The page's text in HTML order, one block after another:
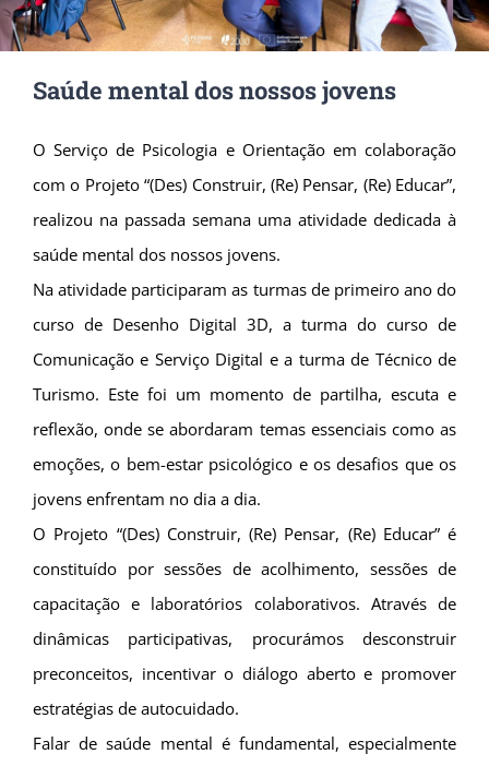
Saúde mental dos nossos jovens
O Serviço de Psicologia e Orientação em colaboração
com o Projeto “(Des) Construir, (Re) Pensar, (Re) Educar”,
realizou na passada semana uma atividade dedicada à
saúde mental dos nossos jovens.
Na atividade participaram as turmas de primeiro ano do
curso de Desenho Digital 3D, a turma do curso de
Comunicação e Serviço Digital e a turma de Técnico de
Turismo. Este foi um momento de partilha, escuta e
reflexão, onde se abordaram temas essenciais como as
emoções, o bem-estar psicológico e os desafios que os
jovens enfrentam no dia a dia.
O Projeto “(Des) Construir, (Re) Pensar, (Re) Educar” é
constituído por sessões de acolhimento, sessões de
capacitação e laboratórios colaborativos. Através de
dinâmicas participativas, procurámos desconstruir
preconceitos, incentivar o diálogo aberto e promover
estratégias de autocuidado.
Falar de saúde mental é fundamental, especialmente